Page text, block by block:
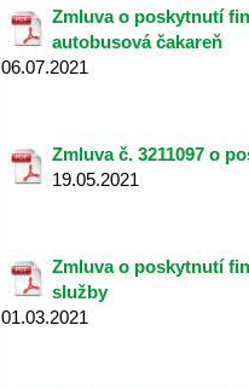
Zmluva o poskytnutí
autobusová čakareň
06.07.2021
Zmluva č. 3211097 o
19.05.2021
Zmluva o poskytnutí
služby
01.03.2021